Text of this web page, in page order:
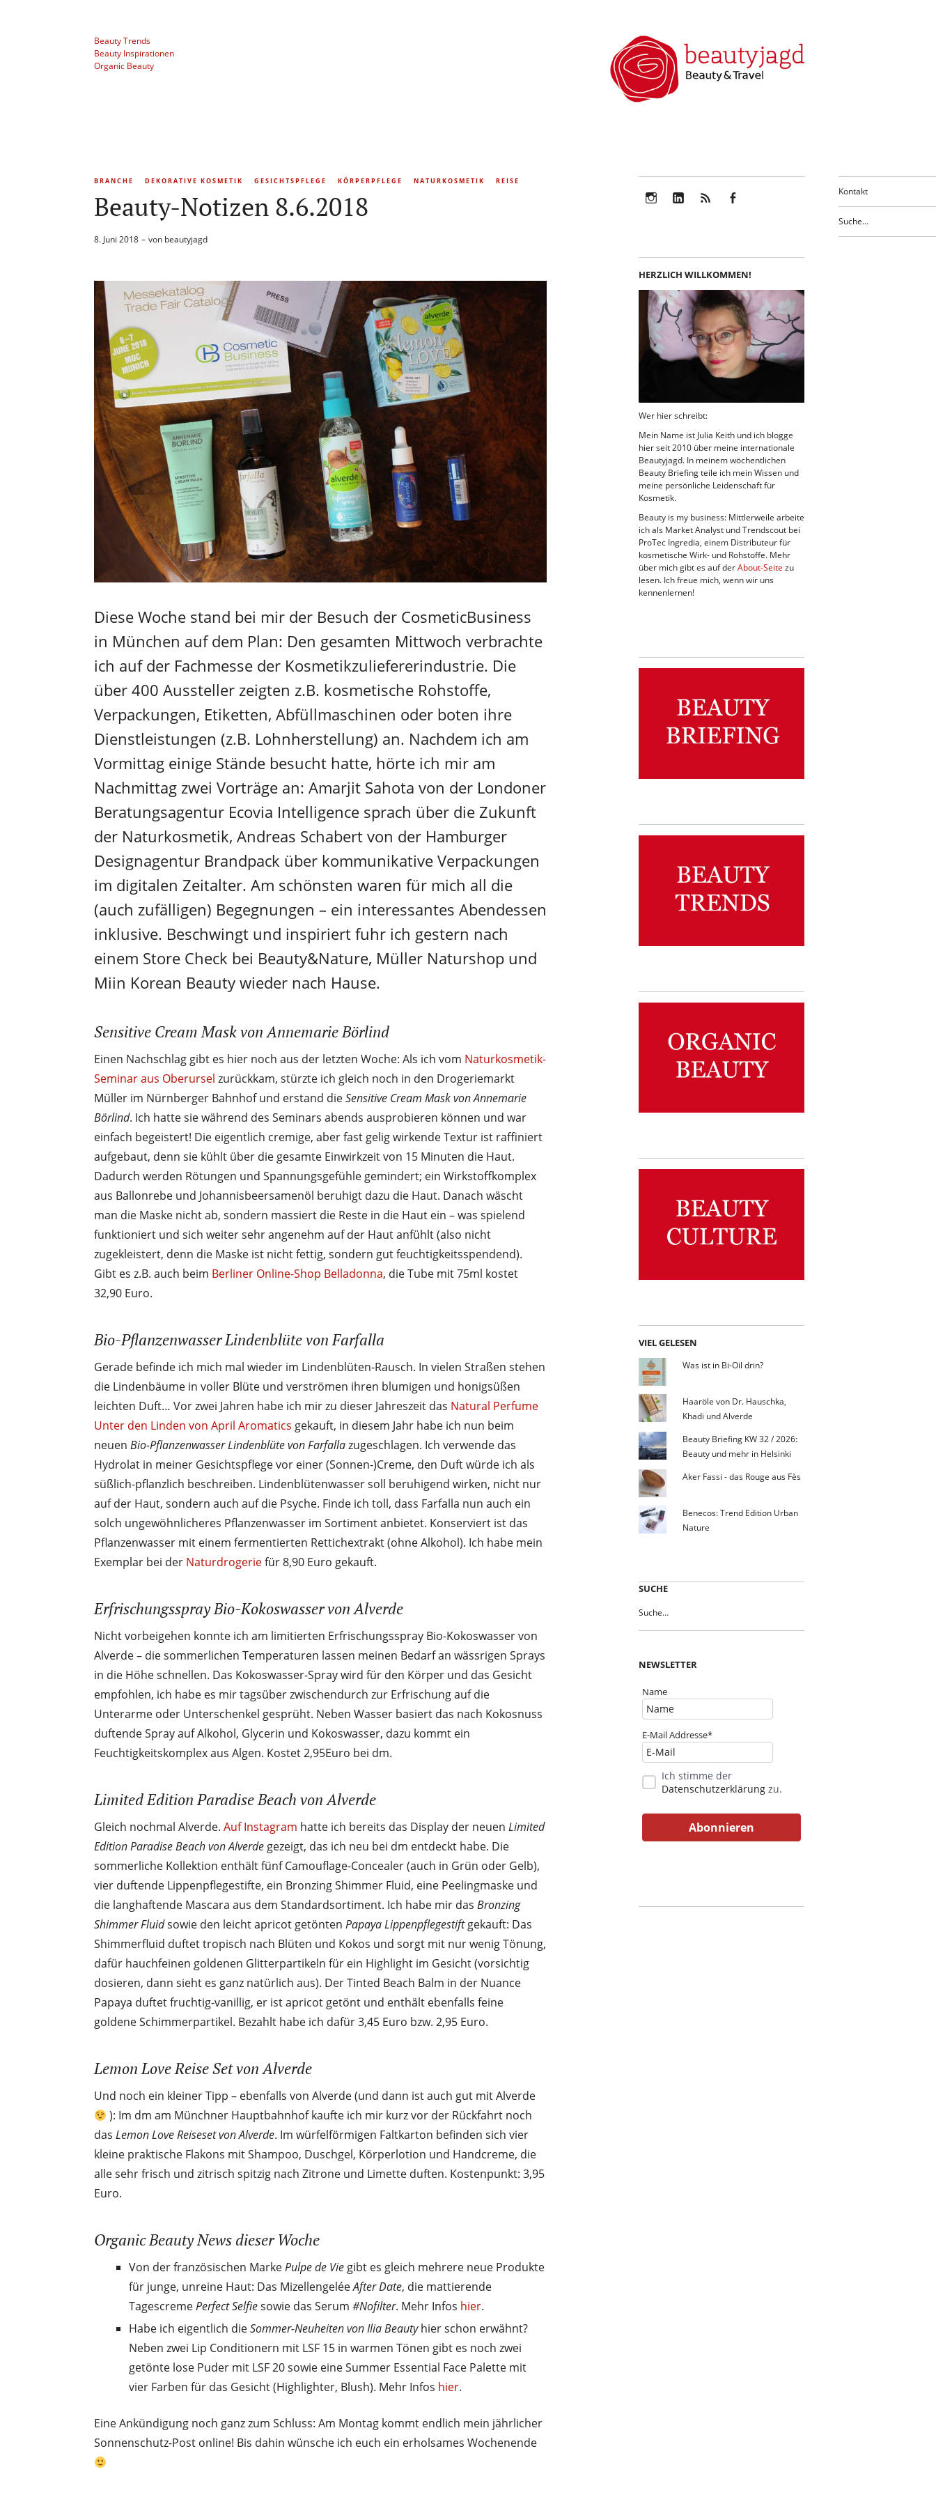
Kontakt
Beauty Trends
Beauty Inspirationen
Organic Beauty
BRANCHE DEKORATIVE KOSMETIK GESICHTSPFLEGE KÖRPERPFLEGE NATURKOSMETIK REISE
Beauty-Notizen 8.6.2018
8. Juni 2018 von beautyjagd
Diese Woche stand bei mir der Besuch der CosmeticBusiness
in München auf dem Plan: Den gesamten Mittwoch verbrachte
ich auf der Fachmesse der Kosmetikzuliefererindustrie. Die
über 400 Aussteller zeigten z.B. kosmetische Rohstoffe,
Verpackungen, Etiketten, Abfüllmaschinen oder boten ihre
Dienstleistungen (z.B. Lohnherstellung) an. Nachdem ich am
Vormittag einige Stände besucht hatte, hörte ich mir am
Nachmittag zwei Vorträge an: Amarjit Sahota von der Londoner
Beratungsagentur Ecovia Intelligence sprach über die Zukunft
der Naturkosmetik, Andreas Schabert von der Hamburger
Designagentur Brandpack über kommunikative Verpackungen
im digitalen Zeitalter. Am schönsten waren für mich all die
(auch zufälligen) Begegnungen – ein interessantes Abendessen
inklusive. Beschwingt und inspiriert fuhr ich gestern nach
einem Store Check bei Beauty&Nature, Müller Naturshop und
Miin Korean Beauty wieder nach Hause.
Sensitive Cream Mask von Annemarie Börlind
Einen Nachschlag gibt es hier noch aus der letzten Woche: Als ich vom Naturkosmetik-
Seminar aus Oberursel zurückkam, stürzte ich gleich noch in den Drogeriemarkt
Müller im Nürnberger Bahnhof und erstand dieSensitive Cream Mask von Annemarie
Börlind. Ich hatte sie während des Seminars abends ausprobieren können und war
einfach begeistert! Die eigentlich cremige, aber fast gelig wirkende Textur ist raffiniert
aufgebaut, denn sie kühlt über die gesamte Einwirkzeit von 15 Minuten die Haut.
Dadurch werden Rötungen und Spannungsgefühle gemindert; ein Wirkstoffkomplex
aus Ballonrebe und Johannisbeersamenöl beruhigt dazu die Haut. Danach wäscht
man die Maske nicht ab, sondern massiert die Reste in die Haut ein – was spielend
funktioniert und sich weiter sehr angenehm auf der Haut anfühlt (also nicht
zugekleistert, denn die Maske ist nicht fettig, sondern gut feuchtigkeitsspendend).
Gibt es z.B. auch beim Berliner Online-Shop Belladonna, die Tube mit 75ml kostet
32,90 Euro.
Bio-Pflanzenwasser Lindenblüte von Farfalla
Gerade befinde ich mich mal wieder im Lindenblüten-Rausch. In vielen Straßen stehen
die Lindenbäume in voller Blüte und verströmen ihren blumigen und honigsüßen
leichten Duft… Vor zwei Jahren habe ich mir zu dieser Jahreszeit das Natural Perfume
Unter den Linden von April Aromatics gekauft, in diesem Jahr habe ich nun beim
neuen Bio-Pflanzenwasser Lindenblüte von Farfallazugeschlagen. Ich verwende das
Hydrolat in meiner Gesichtspflege vor einer (Sonnen-)Creme, den Duft würde ich als
süßlich-pflanzlich beschreiben. Lindenblütenwasser soll beruhigend wirken, nicht nur
auf der Haut, sondern auch auf die Psyche. Finde ich toll, dass Farfalla nun auch ein
solch ungewöhnlicheres Pflanzenwasser im Sortiment anbietet. Konserviert ist das
Pflanzenwasser mit einem fermentierten Rettichextrakt (ohne Alkohol). Ich habe mein
Exemplar bei der Naturdrogeriefür 8,90 Euro gekauft.
Erfrischungsspray Bio-Kokoswasser von Alverde
Nicht vorbeigehen konnte ich am limitierten Erfrischungsspray Bio-Kokoswasser von
Alverde – die sommerlichen Temperaturen lassen meinen Bedarf an wässrigen Sprays
in die Höhe schnellen. Das Kokoswasser-Spray wird für den Körper und das Gesicht
empfohlen, ich habe es mir tagsüber zwischendurch zur Erfrischung auf die
Unterarme oder Unterschenkel gesprüht. Neben Wasser basiert das nach Kokosnuss
duftende Spray auf Alkohol, Glycerin und Kokoswasser, dazu kommt ein
Feuchtigkeitskomplex aus Algen. Kostet 2,95Euro bei dm.
Limited Edition Paradise Beach von Alverde
Gleich nochmal Alverde. Auf Instagram hatte ich bereits das Display der neuen Limited
Edition Paradise Beach von Alverde gezeigt, das ich neu bei dm entdeckt habe. Die
sommerliche Kollektion enthält fünf Camouflage-Concealer (auch in Grün oder Gelb),
vier duftende Lippenpflegestifte, ein Bronzing Shimmer Fluid, eine Peelingmaske und
die langhaftende Mascara aus dem Standardsortiment. Ich habe mir das Bronzing
Shimmer Fluidsowie den leicht apricot getönten Papaya Lippenpflegestiftgekauft: Das
Shimmerfluid duftet tropisch nach Blüten und Kokos und sorgt mit nur wenig Tönung,
dafür hauchfeinen goldenen Glitterpartikeln für ein Highlight im Gesicht (vorsichtig
dosieren, dann sieht es ganz natürlich aus). Der Tinted Beach Balm in der Nuance
Papaya duftet fruchtig-vanillig, er ist apricot getönt und enthält ebenfalls feine
goldene Schimmerpartikel. Bezahlt habe ich dafür 3,45 Euro bzw. 2,95 Euro.
Lemon Love Reise Set von Alverde
Und noch ein kleiner Tipp – ebenfalls von Alverde (und dann ist auch gut mit Alverde
): Im dm am Münchner Hauptbahnhof kaufte ich mir kurz vor der Rückfahrt noch
das Lemon Love Reiseset von Alverde. Im würfelförmigen Faltkarton befinden sich vier
kleine praktische Flakons mit Shampoo, Duschgel, Körperlotion und Handcreme, die
alle sehr frisch und zitrisch spitzig nach Zitrone und Limette duften. Kostenpunkt: 3,95
Euro.
Organic Beauty News dieser Woche
Von der französischen MarkePulpe de Vie gibt es gleich mehrere neue Produkte
für junge, unreine Haut: Das MizellengeléeAfter Date, die mattierende
TagescremePerfect Selfiesowie das Serum #Nofilter. Mehr Infos hier.
Habe ich eigentlich dieSommer-Neuheiten von Ilia Beautyhier schon erwähnt?
Neben zwei Lip Conditionern mit LSF 15 in warmen Tönen gibt es noch zwei
getönte lose Puder mit LSF 20 sowie eine Summer Essential Face Palette mit
vier Farben für das Gesicht (Highlighter, Blush). Mehr Infos hier.
Eine Ankündigung noch ganz zum Schluss: Am Montag kommt endlich mein jährlicher
Sonnenschutz-Post online! Bis dahin wünsche ich euch ein erholsames Wochenende
HERZLICH WILLKOMMEN!
Wer hier schreibt:
Mein Name ist Julia Keith und ich blogge
hier seit 2010 über meine internationale
Beautyjagd. In meinem wöchentlichen
Beauty Briefing teile ich mein Wissen und
meine persönliche Leidenschaft für
Kosmetik.
Beauty is my business: Mittlerweile arbeite
ich als Market Analyst und Trendscout bei
ProTec Ingredia, einem Distributeur für
kosmetische Wirk- und Rohstoffe. Mehr
über mich gibt es auf derAbout-Seite zu
lesen. Ich freue mich, wenn wir uns
kennenlernen!
VIEL GELESEN
Was ist in Bi-Oil drin?
Haaröle von Dr. Hauschka,
Khadi und Alverde
Beauty Briefing KW 32 / 2026:
Beauty und mehr in Helsinki
Aker Fassi - das Rouge aus Fès
Benecos: Trend Edition Urban
Nature
SUCHE
NEWSLETTER
Name
E-Mail Addresse*
Ich stimme der
Datenschutzerklärung zu.